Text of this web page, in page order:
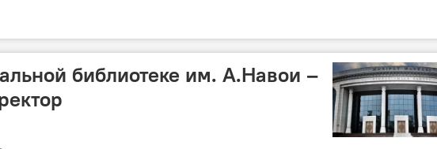
библиотеке им. А.Навои –